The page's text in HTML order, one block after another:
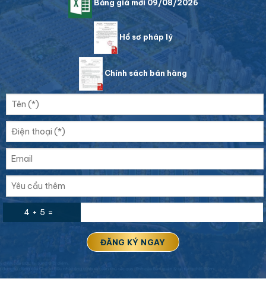
Bảng giá mới 09/08/2026
Hồ sơ pháp lý
Chính sách bán hàng
4 + 5 =